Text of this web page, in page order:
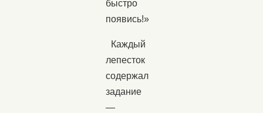
быстро
появись!»
Каждый
лепесток
содержал
задание
—